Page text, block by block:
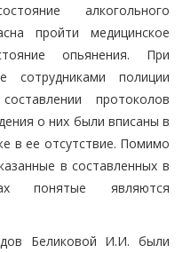
алкогольного
пройти медицинское
опьянения. При
полиции
протоколов
о них были вписаны в
в ее отсутствие. Помимо
в составленных в
понятые являются
Беликовой И.И. были